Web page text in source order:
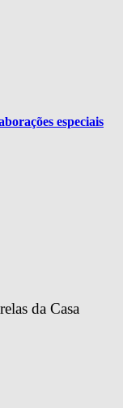
especiais
da Casa